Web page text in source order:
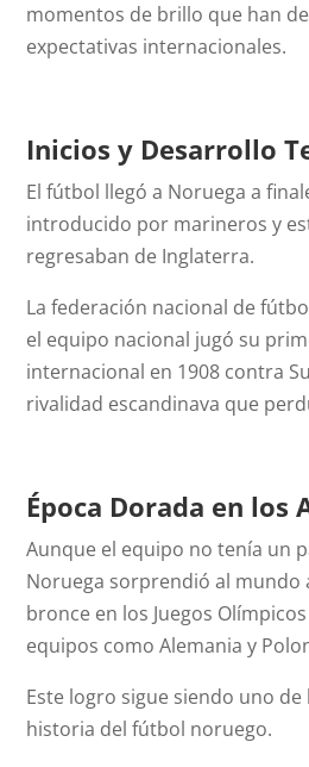
momentos de brillo que han
expectativas internacionales.
Inicios y Desarrollo
El fútbol llegó a Noruega a
introducido por marineros y
regresaban de Inglaterra.
La federación nacional de
el equipo nacional jugó su
internacional en 1908 contra
rivalidad escandinava que
Época Dorada en los
Aunque el equipo no tenía un
Noruega sorprendió al mundo
bronce en los Juegos
equipos como Alemania y
Este logro sigue siendo uno de
historia del fútbol noruego.